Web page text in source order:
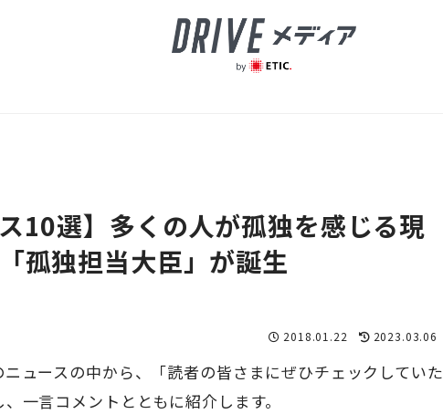
10選】多くの人が孤独を感じる現
孤独担当大臣」が誕生
2018.01.22 2023.03.06
ュースの中から、「読者の皆さまにぜひチェックしていた
一言コメントとともに紹介します。